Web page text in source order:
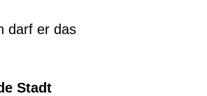
darf er das
Stadt